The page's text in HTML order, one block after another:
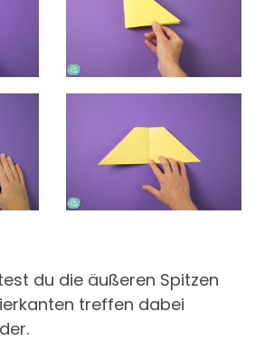
du die äußeren Spitzen
treffen dabei